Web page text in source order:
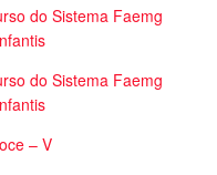
do Sistema Faemg
do Sistema Faemg
– V